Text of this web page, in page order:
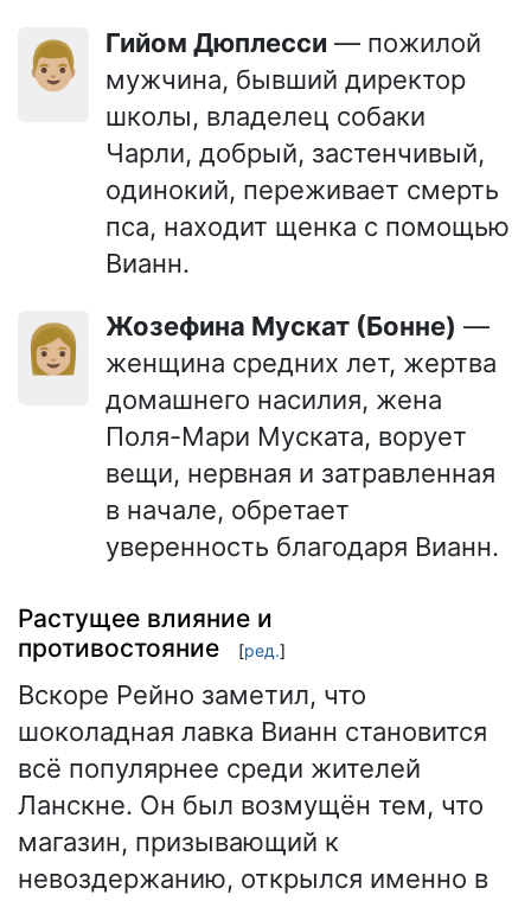
👨🏼 Гийом Дюплесси — пожилой
мужчина, бывший директор
школы, владелец собаки
Чарли, добрый, застенчивый,
одинокий, переживает смерть
пса, находит щенка с помощью
Вианн.
👩🏼 Жозефина Мускат (Бонне) —
женщина средних лет, жертва
домашнего насилия, жена
Поля-Мари Муската, ворует
вещи, нервная и затравленная
в начале, обретает
уверенность благодаря Вианн.
Растущее влияние и
противостояние
[ред.]
Вскоре Рейно заметил, что
шоколадная лавка Вианн становится
всё популярнее среди жителей
Ланскне. Он был возмущён тем, что
магазин, призывающий к
невоздержанию, открылся именно в